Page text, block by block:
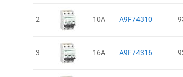
2 10A A9F74310
3 16A A9F74316